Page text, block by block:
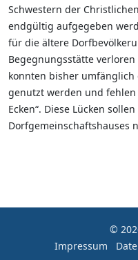
Schwestern der
endgültig aufgegeben
für die ältere
Begegnungsstätte
konnten bisher
genutzt werden und
Ecken“. Diese Lücken
Dorfgemeinschaftshauses
©
Impressum